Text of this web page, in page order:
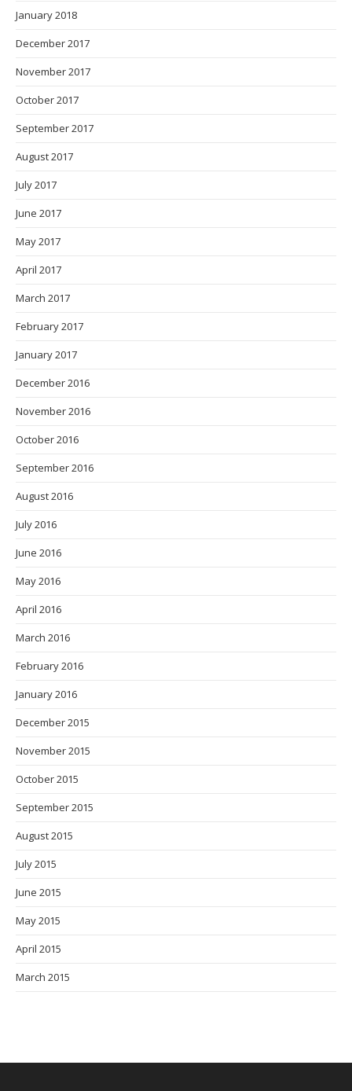
January 2018
December 2017
November 2017
October 2017
September 2017
August 2017
July 2017
June 2017
May 2017
April 2017
March 2017
February 2017
January 2017
December 2016
November 2016
October 2016
September 2016
August 2016
July 2016
June 2016
May 2016
April 2016
March 2016
February 2016
January 2016
December 2015
November 2015
October 2015
September 2015
August 2015
July 2015
June 2015
May 2015
April 2015
March 2015